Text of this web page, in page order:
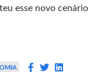
esse novo cenário